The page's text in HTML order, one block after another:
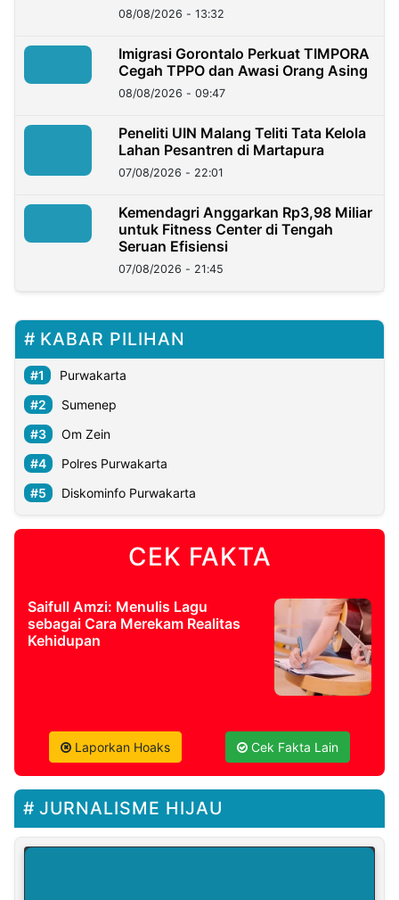
08/08/2026 - 13:32
Imigrasi Gorontalo Perkuat TIMPORA
Cegah TPPO dan Awasi Orang Asing
08/08/2026 - 09:47
Peneliti UIN Malang Teliti Tata Kelola
Lahan Pesantren di Martapura
07/08/2026 - 22:01
Kemendagri Anggarkan Rp3,98 Miliar
untuk Fitness Center di Tengah
Seruan Efisiensi
07/08/2026 - 21:45
KABAR PILIHAN
Purwakarta
Sumenep
Om Zein
Polres Purwakarta
Diskominfo Purwakarta
CEK FAKTA
Saifull Amzi: Menulis Lagu
sebagai Cara Merekam Realitas
Kehidupan
Laporkan Hoaks Cek Fakta Lain
JURNALISME HIJAU